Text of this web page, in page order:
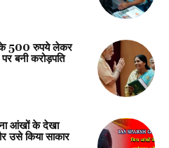
500 रुपये लेकर
बनी करोड़पति
आंखों के देखा
किया साकार